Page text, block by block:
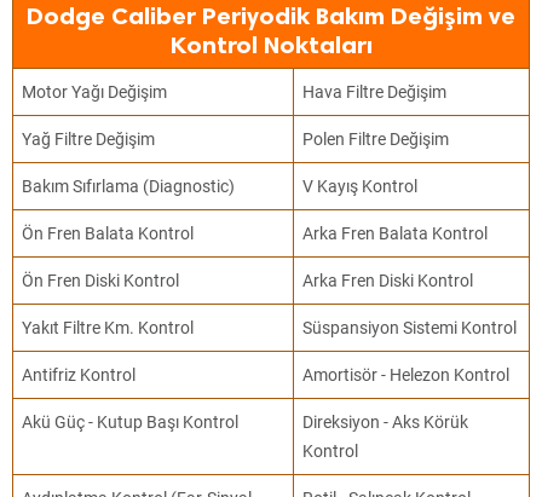
Dodge Caliber Periyodik Bakım Değişim ve
Kontrol Noktaları
Motor Yağı Değişim Hava Filtre Değişim
Yağ Filtre Değişim Polen Filtre Değişim
Bakım Sıfırlama (Diagnostic) V Kayış Kontrol
Ön Fren Balata Kontrol Arka Fren Balata Kontrol
Ön Fren Diski Kontrol Arka Fren Diski Kontrol
Yakıt Filtre Km. Kontrol Süspansiyon Sistemi Kontrol
Antifriz Kontrol Amortisör - Helezon Kontrol
Akü Güç - Kutup Başı Kontrol
Direksiyon - Aks Körük
Kontrol